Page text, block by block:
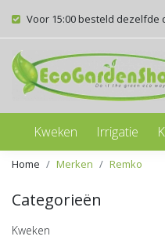
Voor 15:00 besteld dezelfde
Kweken Irrigatie
Home Merken Remko
Categorieën
Kweken